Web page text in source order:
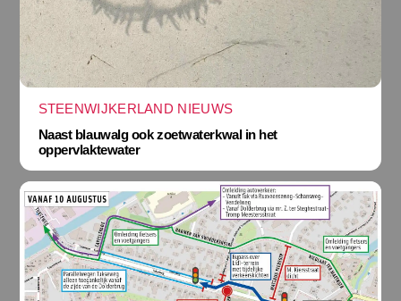
STEENWIJKERLAND NIEUWS
Naast blauwalg ook zoetwaterkwal in het
oppervlaktewater